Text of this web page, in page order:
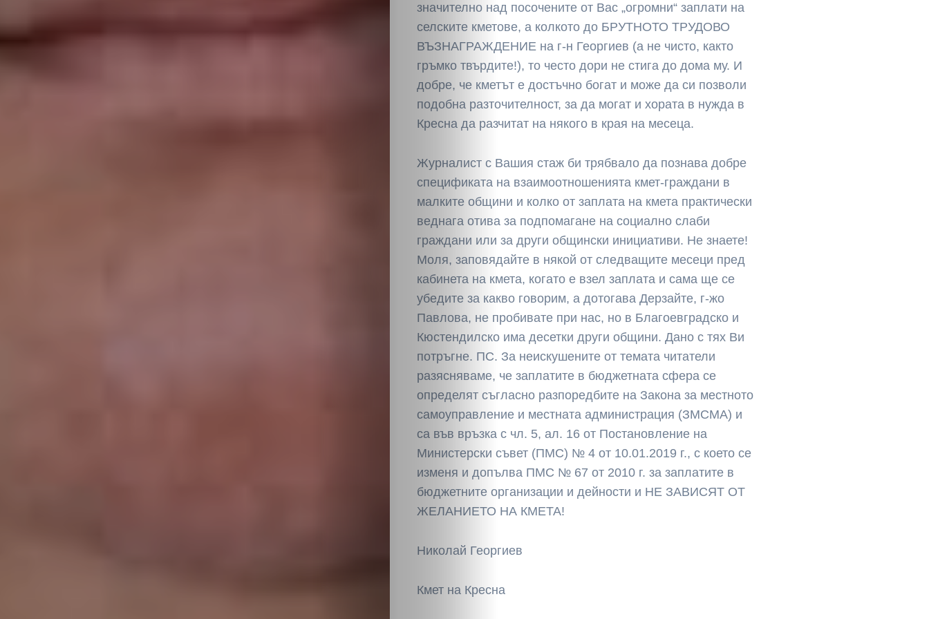
значително над посочените от Вас „огромни“ заплати на
селските кметове, а колкото до БРУТНОТО ТРУДОВО
ВЪЗНАГРАЖДЕНИЕ на г-н Георгиев (а не чисто, както
гръмко твърдите!), то често дори не стига до дома му. И
добре, че кметът е достъчно богат и може да си позволи
подобна разточителност, за да могат и хората в нужда в
Кресна да разчитат на някого в края на месеца.
Журналист с Вашия стаж би трябвало да познава добре
спецификата на взаимоотношенията кмет-граждани в
малките общини и колко от заплата на кмета практически
веднага отива за подпомагане на социално слаби
граждани или за други общински инициативи. Не знаете!
Моля, заповядайте в някой от следващите месеци пред
кабинета на кмета, когато е взел заплата и сама ще се
убедите за какво говорим, а дотогава Дерзайте, г-жо
Павлова, не пробивате при нас, но в Благоевградско и
Кюстендилско има десетки други общини. Дано с тях Ви
потръгне. ПС. За неискушените от темата читатели
разясняваме, че заплатите в бюджетната сфера се
определят съгласно разпоредбите на Закона за местното
самоуправление и местната администрация (ЗМСМА) и
са във връзка с чл. 5, ал. 16 от Постановление на
Министерски съвет (ПМС) № 4 от 10.01.2019 г., с което се
изменя и допълва ПМС № 67 от 2010 г. за заплатите в
бюджетните организации и дейности и НЕ ЗАВИСЯТ ОТ
ЖЕЛАНИЕТО НА КМЕТА!
Николай Георгиев
Кмет на Кресна